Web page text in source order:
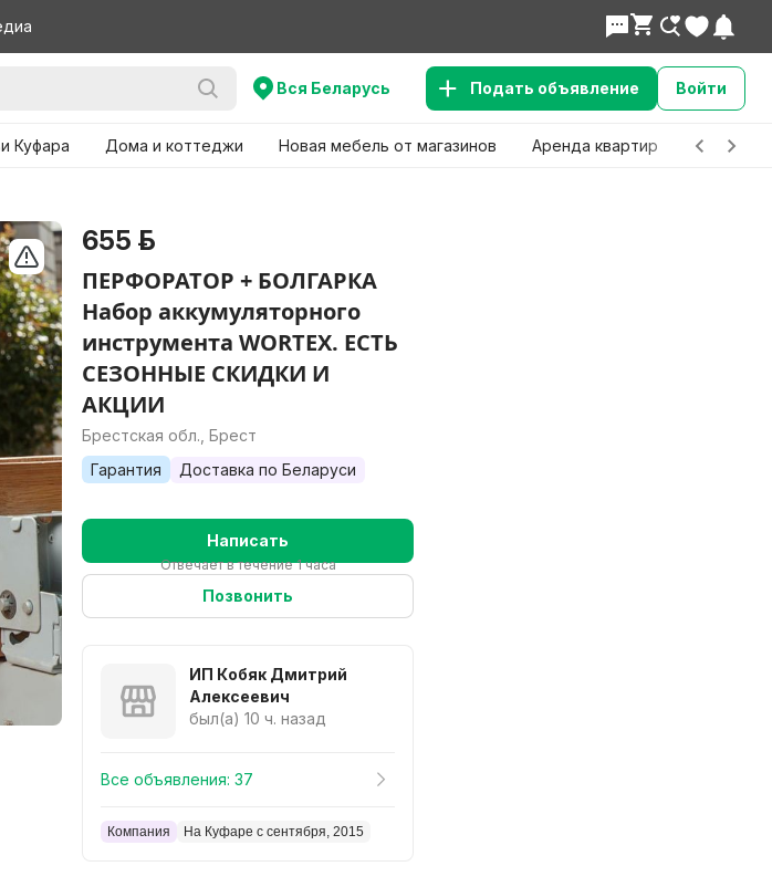
Вся Беларусь Подать объявление Войти
Куфара Дома и коттеджи Новая мебель от магазинов Аренда квартир Детские
655 р.
ПЕРФОРАТОР + БОЛГАРКА
Набор аккумуляторного
инструмента WORTEX. ЕСТЬ
СЕЗОННЫЕ СКИДКИ И
АКЦИИ
Брестская обл., Брест
Гарантия
Доставка по Беларуси
Написать
Отвечает в течение 1 часа
Позвонить
ИП Кобяк Дмитрий
Алексеевич
был(а) 10 ч. назад
Все объявления: 37
Компания На Куфаре с сентября, 2015